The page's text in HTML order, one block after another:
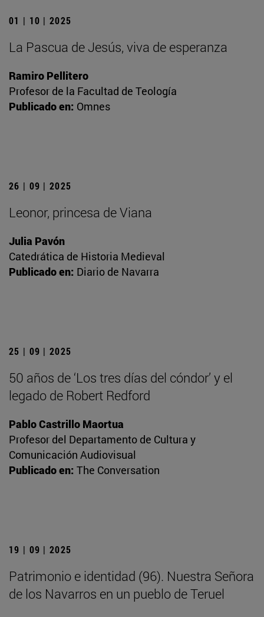
01 | 10 | 2025
La Pascua de Jesús, viva de esperanza
Ramiro Pellitero
Profesor de la Facultad de Teología
Publicado en: Omnes
26 | 09 | 2025
Leonor, princesa de Viana
Julia Pavón
Catedrática de Historia Medieval
Publicado en: Diario de Navarra
25 | 09 | 2025
50 años de ‘Los tres días del cóndor’ y el
legado de Robert Redford
Pablo Castrillo Maortua
Profesor del Departamento de Cultura y
Comunicación Audiovisual
Publicado en: The Conversation
19 | 09 | 2025
Patrimonio e identidad (96). Nuestra Señora
de los Navarros en un pueblo de Teruel